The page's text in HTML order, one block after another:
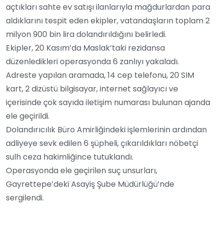
açtıkları sahte ev satışı ilanlarıyla mağdurlardan para
aldıklarını tespit eden ekipler, vatandaşların toplam 2
milyon 900 bin lira dolandırıldığını belirledi.
Ekipler, 20 Kasım’da Maslak’taki rezidansa
düzenledikleri operasyonda 6 zanlıyı yakaladı.
Adreste yapılan aramada, 14 cep telefonu, 20 SIM
kart, 2 dizüstü bilgisayar, internet sağlayıcı ve
içerisinde çok sayıda iletişim numarası bulunan ajanda
ele geçirildi.
Dolandırıcılık Büro Amirliğindeki işlemlerinin ardından
adliyeye sevk edilen 6 şüpheli, çıkarıldıkları nöbetçi
sulh ceza hakimliğince tutuklandı.
Operasyonda ele geçirilen suç unsurları,
Gayrettepe’deki Asayiş Şube Müdürlüğü’nde
sergilendi.